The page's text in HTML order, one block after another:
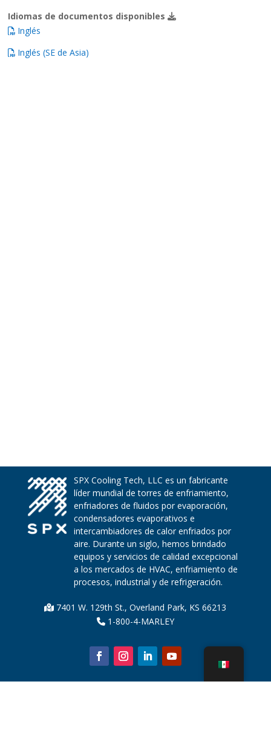
Idiomas de documentos disponibles
Inglés
Inglés (SE de Asia)
SPX Cooling Tech, LLC es un fabricante
líder mundial de torres de enfriamiento,
enfriadores de fluidos por evaporación,
condensadores evaporativos e
intercambiadores de calor enfriados por
aire. Durante un siglo, hemos brindado
equipos y servicios de calidad excepcional
a los mercados de HVAC, enfriamiento de
procesos, industrial y de refrigeración.
7401 W. 129th St., Overland Park, KS 66213
1-800-4-MARLEY